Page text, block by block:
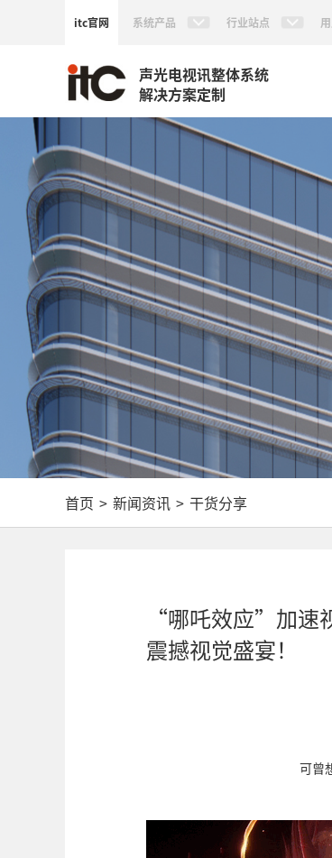
itc官网 系统产品 行业站点
声光电视讯整体系统
解决方案定制
首页 > 新闻资讯 > 干货分享
“哪吒效应”加速
震撼视觉盛宴！
可曾